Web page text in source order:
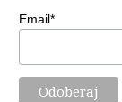
Email*